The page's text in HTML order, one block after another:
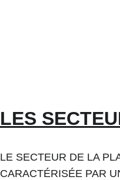
LES
LE SECTEUR DE LA
CARACTÉRISÉE PAR